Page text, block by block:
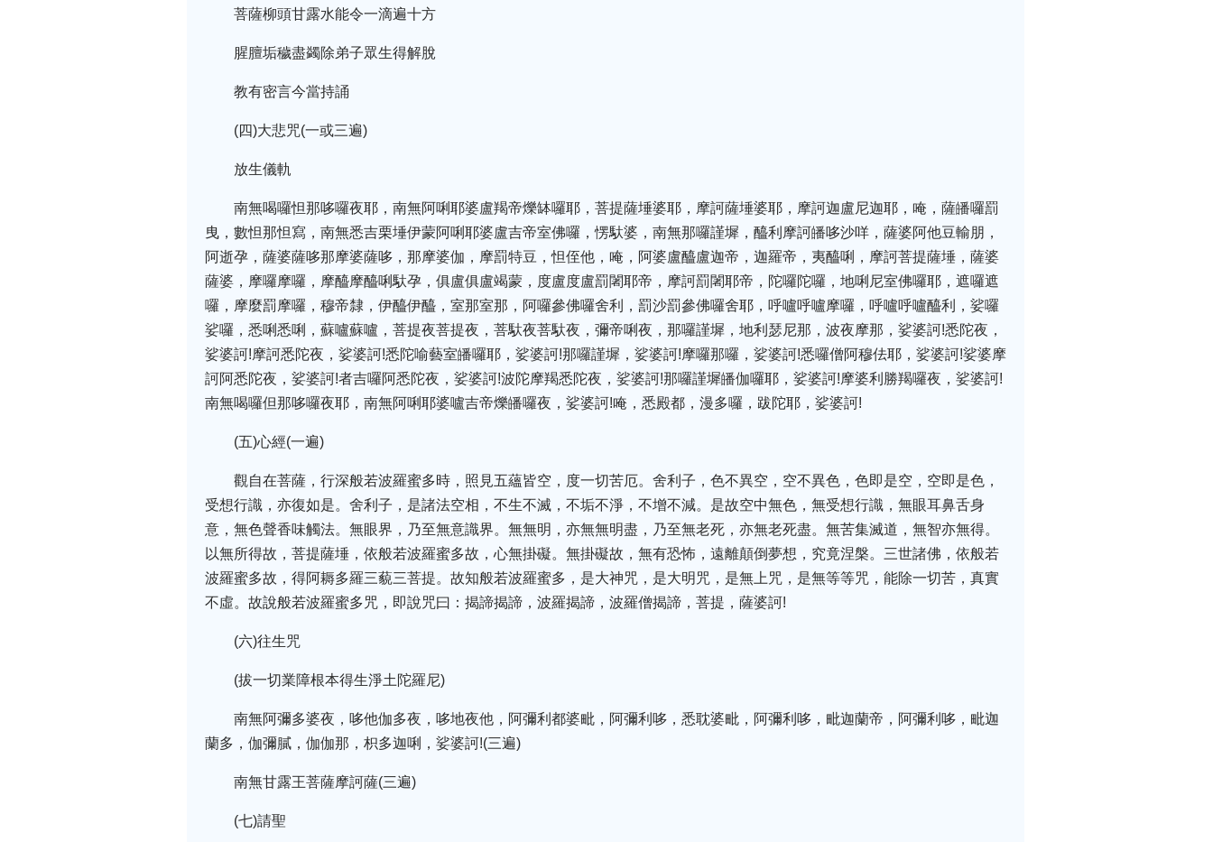
菩薩柳頭甘露水能令一滴遍十方
腥膻垢穢盡蠲除弟子眾生得解脫
教有密言今當持誦
(四)大悲咒(一或三遍)
放生儀軌
南無喝囉怛那哆囉夜耶，南無阿唎耶婆盧羯帝爍缽囉耶，菩提薩埵婆耶，摩訶薩埵婆耶，摩訶迦盧尼迦耶，唵，薩皤囉罰
曳，數怛那怛寫，南無悉吉栗埵伊蒙阿唎耶婆盧吉帝室佛囉，愣馱婆，南無那囉謹墀，醯利摩訶皤哆沙咩，薩婆阿他豆輸朋，
阿逝孕，薩婆薩哆那摩婆薩哆，那摩婆伽，摩罰特豆，怛侄他，唵，阿婆盧醯盧迦帝，迦羅帝，夷醯唎，摩訶菩提薩埵，薩婆
薩婆，摩囉摩囉，摩醯摩醯唎馱孕，俱盧俱盧竭蒙，度盧度盧罰闍耶帝，摩訶罰闍耶帝，陀囉陀囉，地唎尼室佛囉耶，遮囉遮
囉，摩麼罰摩囉，穆帝隸，伊醯伊醯，室那室那，阿囉參佛囉舍利，罰沙罰參佛囉舍耶，呼嚧呼嚧摩囉，呼嚧呼嚧醯利，娑囉
娑囉，悉唎悉唎，蘇嚧蘇嚧，菩提夜菩提夜，菩馱夜菩馱夜，彌帝唎夜，那囉謹墀，地利瑟尼那，波夜摩那，娑婆訶!悉陀夜，
娑婆訶!摩訶悉陀夜，娑婆訶!悉陀喻藝室皤囉耶，娑婆訶!那囉謹墀，娑婆訶!摩囉那囉，娑婆訶!悉囉僧阿穆佉耶，娑婆訶!娑婆摩
訶阿悉陀夜，娑婆訶!者吉囉阿悉陀夜，娑婆訶!波陀摩羯悉陀夜，娑婆訶!那囉謹墀皤伽囉耶，娑婆訶!摩婆利勝羯囉夜，娑婆訶!
南無喝囉但那哆囉夜耶，南無阿唎耶婆嚧吉帝爍皤囉夜，娑婆訶!唵，悉殿都，漫多囉，跋陀耶，娑婆訶!
(五)心經(一遍)
觀自在菩薩，行深般若波羅蜜多時，照見五蘊皆空，度一切苦厄。舍利子，色不異空，空不異色，色即是空，空即是色，
受想行識，亦復如是。舍利子，是諸法空相，不生不滅，不垢不淨，不增不減。是故空中無色，無受想行識，無眼耳鼻舌身
意，無色聲香味觸法。無眼界，乃至無意識界。無無明，亦無無明盡，乃至無老死，亦無老死盡。無苦集滅道，無智亦無得。
以無所得故，菩提薩埵，依般若波羅蜜多故，心無掛礙。無掛礙故，無有恐怖，遠離顛倒夢想，究竟涅槃。三世諸佛，依般若
波羅蜜多故，得阿耨多羅三藐三菩提。故知般若波羅蜜多，是大神咒，是大明咒，是無上咒，是無等等咒，能除一切苦，真實
不虛。故說般若波羅蜜多咒，即說咒曰：揭諦揭諦，波羅揭諦，波羅僧揭諦，菩提，薩婆訶!
(六)往生咒
(拔一切業障根本得生淨土陀羅尼)
南無阿彌多婆夜，哆他伽多夜，哆地夜他，阿彌利都婆毗，阿彌利哆，悉耽婆毗，阿彌利哆，毗迦蘭帝，阿彌利哆，毗迦
蘭多，伽彌膩，伽伽那，枳多迦唎，娑婆訶!(三遍)
南無甘露王菩薩摩訶薩(三遍)
(七)請聖